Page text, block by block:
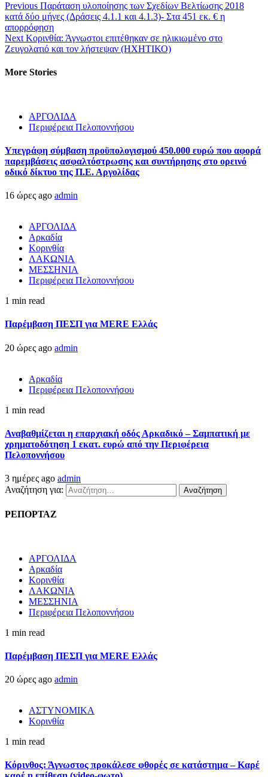
Previous Παράταση υλοποίησης των Σχεδίων Βελτίωσης 2018
κατά δύο μήνες (Δράσεις 4.1.1 και 4.1.3)- Στα 451 εκ. € η
απορρόφηση
Next Κορινθία: Άγνωστοι επιτέθηκαν σε ηλικιωμένο στο
Ζευγολατιό και τον λήστεψαν (ΗΧΗΤΙΚΟ)
More Stories
ΑΡΓΟΛΙΔΑ
Περιφέρεια Πελοποννήσου
Υπεγράφη σύμβαση προϋπολογισμού 450.000 ευρώ που αφορά
παρεμβάσεις ασφαλτόστρωσης και συντήρησης στο ορεινό
οδικό δίκτυο της Π.Ε. Αργολίδας
16 ώρες ago admin
ΑΡΓΟΛΙΔΑ
Αρκαδία
Κορινθία
ΛΑΚΩΝΙΑ
ΜΕΣΣΗΝΙΑ
Περιφέρεια Πελοποννήσου
1 min read
Παρέμβαση ΠΕΣΠ για MERE Ελλάς
20 ώρες ago admin
Αρκαδία
Περιφέρεια Πελοποννήσου
1 min read
Αναβαθμίζεται η επαρχιακή οδός Αρκαδικό – Σαμπατική με
χρηματοδότηση 1 εκατ. ευρώ από την Περιφέρεια
Πελοποννήσου
3 ημέρες ago admin
Αναζήτηση για:
ΡΕΠΟΡΤΑΖ
ΑΡΓΟΛΙΔΑ
Αρκαδία
Κορινθία
ΛΑΚΩΝΙΑ
ΜΕΣΣΗΝΙΑ
Περιφέρεια Πελοποννήσου
1 min read
Παρέμβαση ΠΕΣΠ για MERE Ελλάς
20 ώρες ago admin
ΑΣΤΥΝΟΜΙΚΑ
Κορινθία
1 min read
Κόρινθος: Άγνωστος προκάλεσε φθορές σε κατάστημα – Καρέ